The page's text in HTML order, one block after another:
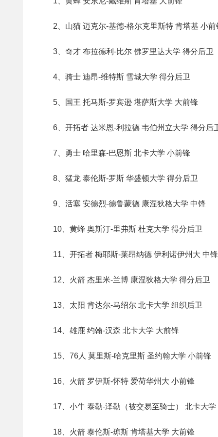
2、山猫 迈克尔-基德-格尔克里斯特 肯塔基 小前
3、奇才 布拉德利-比尔 佛罗里达大学 得分后卫
4、骑士 迪昂-维特斯 雪城大学 得分后卫
5、国王 托马斯-罗宾逊 堪萨斯大学 大前锋
6、开拓者 达米恩-利拉德 韦伯州立大学 得分后
7、勇士 哈里森-巴恩斯 北卡大学 小前锋
8、猛龙 泰伦斯-罗斯 华盛顿大学 得分后卫
9、活塞 安德烈-德鲁蒙德 康涅狄格大学 中锋
10、黄蜂 奥斯汀-里弗斯 杜克大学 得分后卫
11、开拓者 梅耶斯-莱昂纳德 伊利诺伊州大 中锋
12、火箭 杰里米-兰博 康涅狄格大学 得分后卫
13、太阳 肯达尔-马绍尔 北卡大学 组织后卫
14、雄鹿 约翰-汉森 北卡大学 大前锋
15、76人 莫里斯-哈克里斯 圣约翰大学 小前锋
16、火箭 罗伊斯-怀特 爱荷华州大 小前锋
17、小牛 泰勒-泽勒（被交易至骑士） 北卡大学
18、火箭 泰伦斯-琼斯 肯塔基大学 大前锋